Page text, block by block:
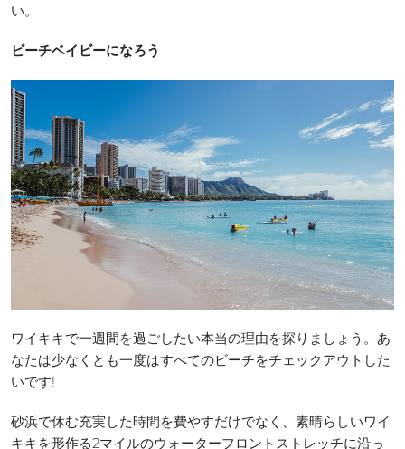
い。
ビーチベイビーになろう
ワイキキで一週間を過ごしたい本当の理由を探りましょう。あ
なたは少なくとも一度はすべてのビーチをチェックアウトした
いです!
砂浜で休む充実した時間を費やすだけでなく、素晴らしいワイ
キキを形作る2マイルのウォーターフロントストレッチに沿っ